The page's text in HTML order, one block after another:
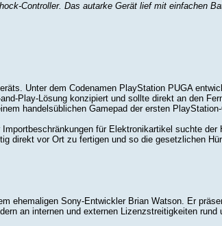
Controller. Das autarke Gerät lief mit einfachen
Unter dem Codenamen PlayStation PUGA
Play-Lösung konzipiert und sollte direkt an den
handelsüblichen Gamepad der ersten
für Elektronikartikel suchte
direkt vor Ort zu fertigen und so die gesetzlichen
ehemaligen Sony-Entwickler Brian Watson. Er
an internen und externen Lizenzstreitigkeiten rund